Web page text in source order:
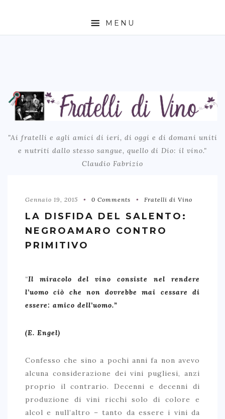
MENU
LINKS
ARCHIVIO ARTICOLI
FALERNO DEL MASSICO, MITO E REALTÀ
ROSSESE DI DOLCEACQUA, IL VINO DEL PONTE
CARIGNANO DEL SULCIS: MEDITERRANEAN ESSENCE
"Ai fratelli e agli amici di ieri, di oggi e di domani uniti
e nutriti dallo stesso sangue, quello di Dio: il vino."
Claudio Fabrizio
Gennaio 19, 2015 0 Comments Fratelli di Vino
LA DISFIDA DEL SALENTO:
NEGROAMARO CONTRO
PRIMITIVO
“Il miracolo del vino consiste nel rendere
l’uomo ciò che non dovrebbe mai cessare di
essere: amico dell’uomo.”
(E. Engel)
Confesso che sino a pochi anni fa non avevo
alcuna considerazione dei vini pugliesi, anzi
proprio il contrario. Decenni e decenni di
produzione di vini ricchi solo di colore e
alcol e null’altro – tanto da essere i vini da